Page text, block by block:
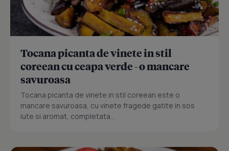
Tocana picanta de vinete in stil
coreean cu ceapa verde - o mancare
savuroasa
Tocana picanta de vinete in stil coreean este o
mancare savuroasa, cu vinete fragede gatite in sos
iute si aromat, completata...